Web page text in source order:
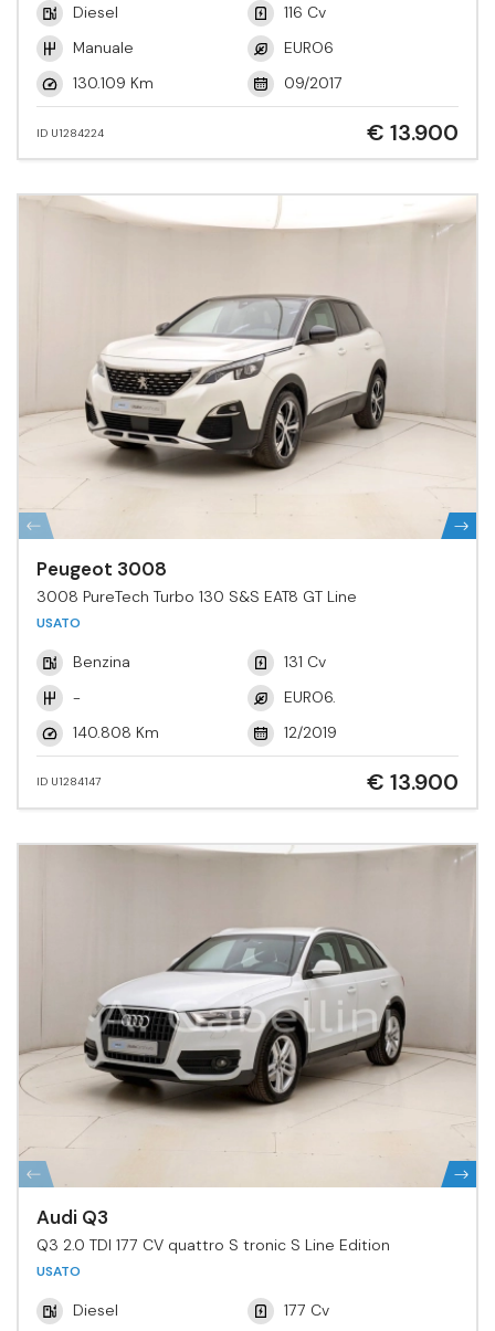
Diesel
116 Cv
Manuale
EURO6
130.109 Km
09/2017
ID U1284224 € 13.900
Peugeot 3008
3008 PureTech Turbo 130 S&S EAT8 GT Line
USATO
Benzina
131 Cv
-
EURO6.
140.808 Km
12/2019
ID U1284147 € 13.900
Audi Q3
Q3 2.0 TDI 177 CV quattro S tronic S Line Edition
USATO
Diesel
177 Cv